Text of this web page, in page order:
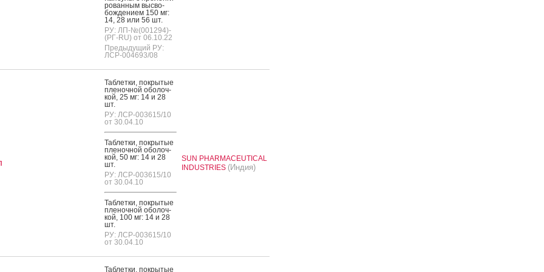
рован­ным выс­во­
бож­де­ни­ем 150 мг:
14, 28 или 56 шт.
РУ: ЛП-№(001294)-
(РГ-RU) от 06.10.22
Предыдущий РУ:
ЛСР-004693/08
Таб­летки, пок­ры­тые
пле­ноч­ной обо­лоч­
кой, 25 мг: 14 и 28
шт.
РУ: ЛСР-003615/10
от 30.04.10
Таб­летки, пок­ры­тые
пле­ноч­ной обо­лоч­
кой, 50 мг: 14 и 28
шт.
РУ: ЛСР-003615/10
от 30.04.10
Таб­летки, пок­ры­тые
пле­ноч­ной обо­лоч­
кой, 100 мг: 14 и 28
шт.
РУ: ЛСР-003615/10
от 30.04.10
SUN PHARMACEUTICAL
INDUSTRIES (Индия)
Таб­летки, пок­ры­тые